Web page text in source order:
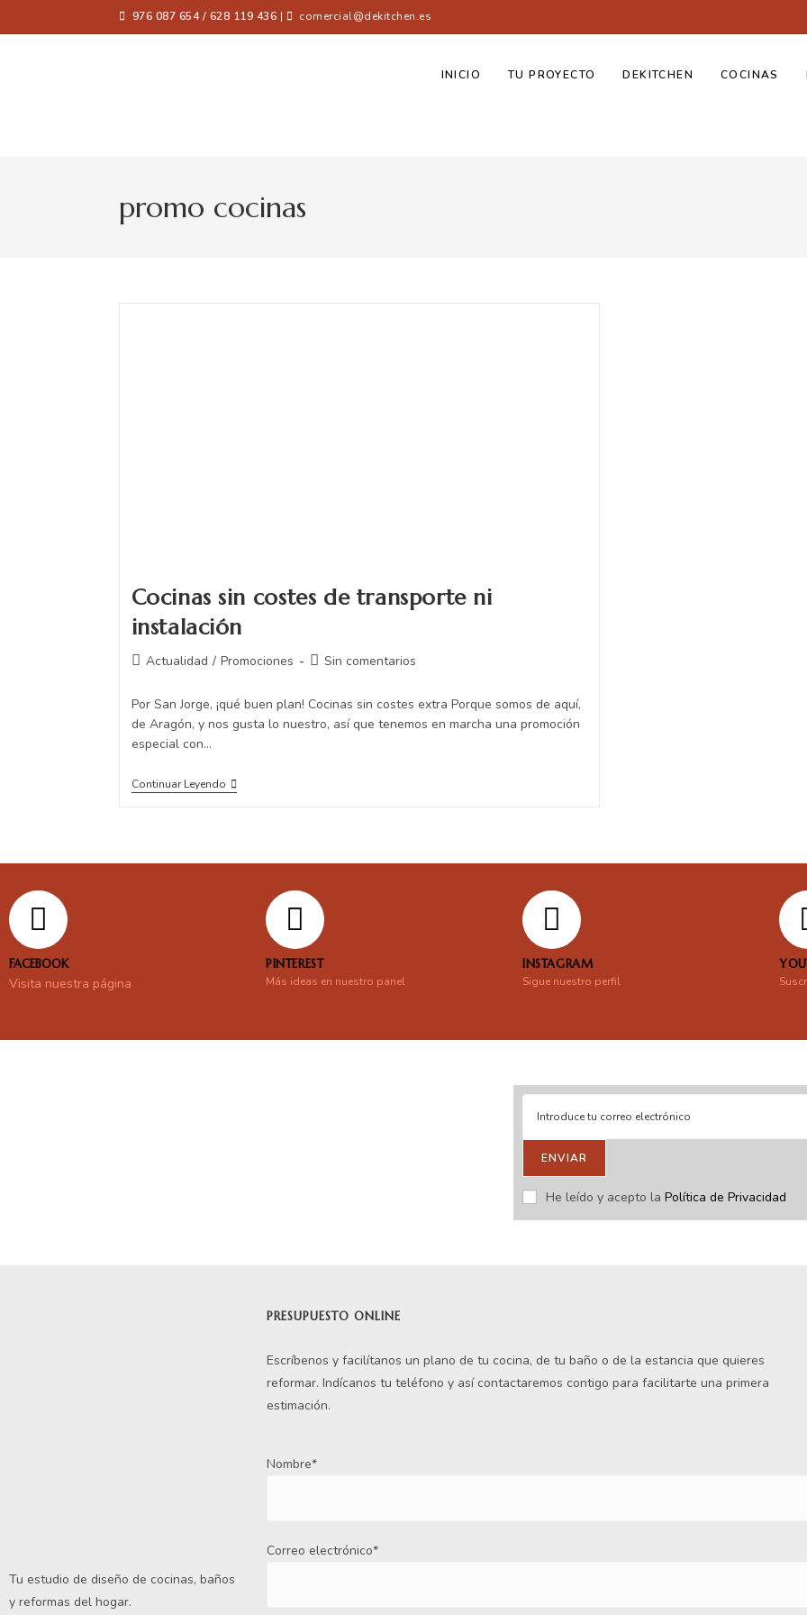
976 087 654 / 628 119 436 | comercial@dekitchen.es
INICIO TU PROYECTO DEKITCHEN COCINAS
promo cocinas
Cocinas sin costes de transporte ni
instalación
Actualidad / Promociones Sin comentarios
Por San Jorge, ¡qué buen plan! Cocinas sin costes extra Porque somos de aquí,
de Aragón, y nos gusta lo nuestro, así que tenemos en marcha una promoción
especial con…
Continuar Leyendo
FACEBOOK
Visita nuestra página
PINTEREST
Más ideas en nuestro panel
INSTAGRAM
Sigue nuestro perfil
ENVIAR
He leído y acepto la Política de Privacidad
Tu estudio de diseño de cocinas, baños
y reformas del hogar.
PRESUPUESTO ONLINE
Escríbenos y facilítanos un plano de tu cocina, de tu baño o de la estancia que quieres
reformar. Indícanos tu teléfono y así contactaremos contigo para facilitarte una primera
estimación.
Nombre*
Correo electrónico*